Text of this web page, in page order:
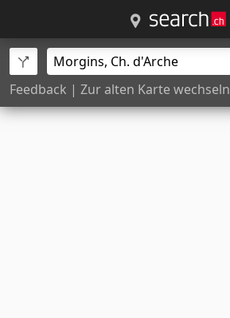
Feedback | Zur alten Karte wechseln